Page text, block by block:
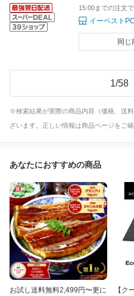
15:00までの注文で
イーベスト
同じ
1/58
※検索結果が実際の商品内容（価格、送
ざいます。正しい情報は商品ページをご確
あなたにおすすめの商品
お試し送料無料2,499円〜更に
【ク